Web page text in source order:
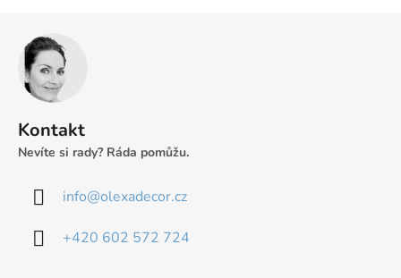
Kontakt
Nevíte si rady? Ráda pomůžu.
info@olexadecor.cz
+420 602 572 724